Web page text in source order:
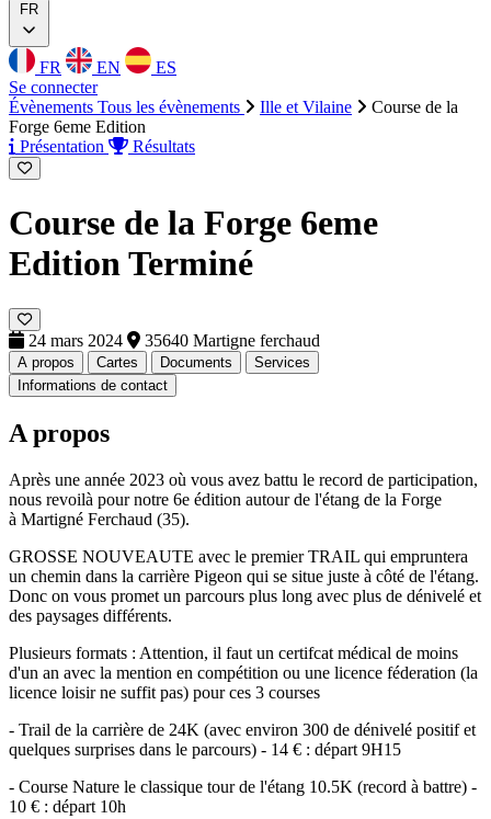
FR
FR EN
ES
Se connecter
Évènements Tous les évènements Ille et Vilaine
Course de la
Forge 6eme Edition
Présentation
Résultats
Course de la Forge 6eme
EditionTerminé
24 mars 2024 35640 Martigne ferchaud
A propos Cartes Documents
Services
Informations de contact
A propos
Après une année 2023 où vous avez battu le record de participation,
nous revoilà pour notre 6e édition autour de l'étang de la Forge
à Martigné Ferchaud (35).
GROSSE NOUVEAUTE avec le premier TRAIL qui empruntera
un chemin dans la carrière Pigeon qui se situe juste à côté de l'étang.
Donc on vous promet un parcours plus long avec plus de dénivelé et
des paysages différents.
Plusieurs formats : Attention, il faut un certifcat médical de moins
d'un an avec la mention en compétition ou une licence féderation (la
licence loisir ne suffit pas) pour ces 3 courses
- Trail de la carrière de 24K (avec environ 300 de dénivelé positif et
quelques surprises dans le parcours) - 14 € : départ 9H15
- Course Nature le classique tour de l'étang 10.5K (record à battre) -
10 € : départ 10h